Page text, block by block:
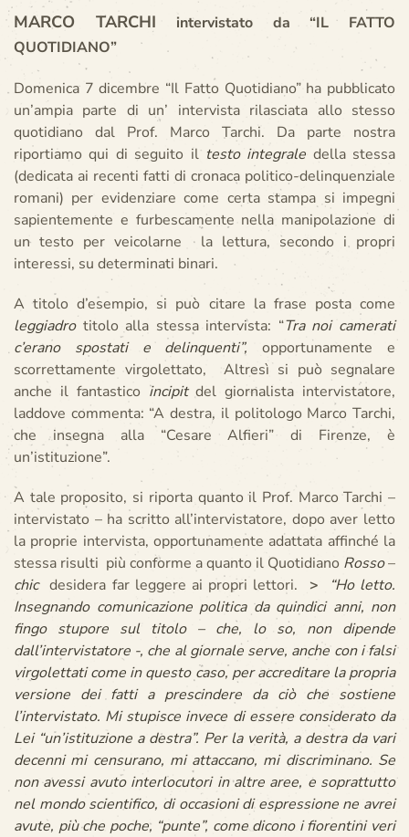
MARCO TARCHI intervistato da “IL FATTO
QUOTIDIANO”
Domenica 7 dicembre “Il Fatto Quotidiano” ha pubblicato
un’ampia parte di un’ intervista rilasciata allo stesso
quotidiano dal Prof. Marco Tarchi. Da parte nostra
riportiamo qui di seguito il testo integrale della stessa
(dedicata ai recenti fatti di cronaca politico-delinquenziale
romani) per evidenziare come certa stampa si impegni
sapientemente e furbescamente nella manipolazione di
un testo per veicolarne la lettura, secondo i propri
interessi, su determinati binari.
A titolo d’esempio, si può citare la frase posta come
leggiadrotitolo alla stessa intervista: “Tra noi camerati
c’erano spostati e delinquenti”,opportunamente e
scorrettamente virgolettato, Altresì si può segnalare
anche il fantastico incipitdel giornalista intervistatore,
laddove commenta: “A destra, il politologo Marco Tarchi,
che insegna alla “Cesare Alfieri” di Firenze, è
un’istituzione”.
A tale proposito, si riporta quanto il Prof. Marco Tarchi –
intervistato – ha scritto all’intervistatore, dopo aver letto
la proprie intervista, opportunamente adattata affinché la
stessa risulti più conforme a quanto il Quotidiano Rosso–
chicdesidera far leggere ai propri lettori. >
“Ho letto.
Insegnando comunicazione politica da quindici anni, non
fingo stupore sul titolo – che, lo so, non dipende
dall’intervistatore -, che al giornale serve, anche con i falsi
virgolettati come in questo caso, per accreditare la propria
versione dei fatti a prescindere da ciò che sostiene
l’intervistato. Mi stupisce invece di essere considerato da
Lei “un’istituzione a destra”. Per la verità, a destra da vari
decenni mi censurano, mi attaccano, mi discriminano. Se
non avessi avuto interlocutori in altre aree, e soprattutto
nel mondo scientifico, di occasioni di espressione ne avrei
avute, più che poche, “punte”, come dicono i fiorentini veri